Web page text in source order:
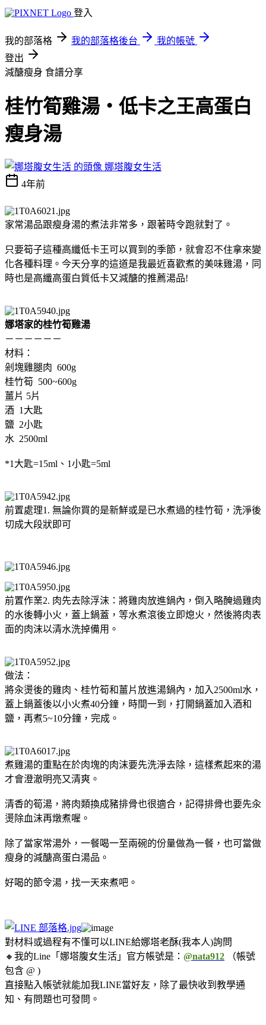
登入
我的部落格 我的部落格後台
我的帳號
登出
減醣瘦身 食譜分享
桂竹筍雞湯‧低卡之王高蛋白
瘦身湯
娜塔腹女生活
4年前
家常湯品跟瘦身湯的煮法非常多，跟著時令跑就對了。
只要筍子這種高纖低卡王可以買到的季節，就會忍不住拿來變
化各種料理。今天分享的這道是我最近喜歡煮的美味雞湯，同
時也是高纖高蛋白質低卡又減醣的推薦湯品!
娜塔家的桂竹筍雞湯
－－－－－－
材料：
剁塊雞腿肉 600g
桂竹筍 500~600g
薑片 5片
酒 1大匙
鹽 2小匙
水 2500ml
*1大匙=15ml、1小匙=5ml
前置處理1. 無論你買的是新鮮或是已水煮過的桂竹筍，洗淨後
切成大段狀即可
前置作業2. 肉先去除浮沫：將雞肉放進鍋內，倒入略醃過雞肉
的水後轉小火，蓋上鍋蓋，等水煮滾後立即熄火，然後將肉表
面的肉沫以清水洗掉備用。
做法：
將汆燙後的雞肉、桂竹筍和薑片放進湯鍋內，加入2500ml水，
蓋上鍋蓋後以小火煮40分鐘，時間一到，打開鍋蓋加入酒和
鹽，再煮5~10分鐘，完成。
煮雞湯的重點在於肉塊的肉沫要先洗淨去除，這樣煮起來的湯
才會澄澈明亮又清爽。
清香的筍湯，將肉類換成豬排骨也很適合，記得排骨也要先汆
燙除血沫再燉煮喔。
除了當家常湯外，一餐喝一至兩碗的份量做為一餐，也可當做
瘦身的減醣高蛋白湯品。
好喝的節令湯，找一天來煮吧。
對材料或過程有不懂可以LINE給娜塔老酥(我本人)詢問
🔸我的Line「娜塔腹女生活」官方帳號是： @nata912 （帳號
包含 @ )
直接點入帳號就能加我LINE當好友，除了最快收到教學通
知、有問題也可發問。